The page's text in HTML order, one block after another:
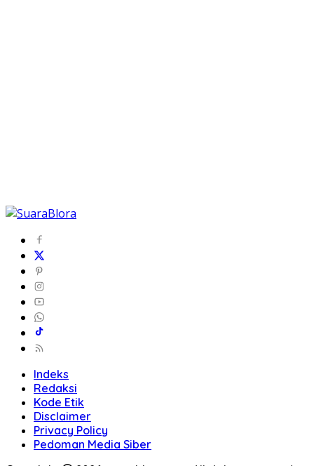
Indeks
Redaksi
Kode Etik
Disclaimer
Privacy Policy
Pedoman Media Siber